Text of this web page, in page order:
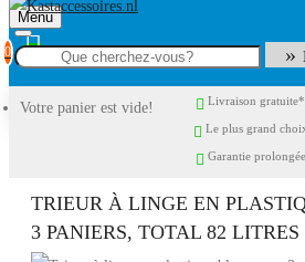
Menu
0
Votre panier est vide! Livraison gratuite*
Le plus grand
Garantie prolongée
TRIEUR À LINGE EN
3 PANIERS, TOTAL 82 LITRES